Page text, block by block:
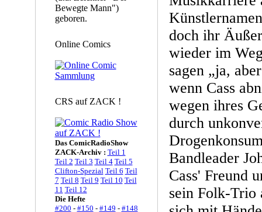
Bewegte Mann")
geboren.
Online Comics
CRS auf ZACK !
Das ComicRadioShow
ZACK-Archiv : Teil 1
Teil 2 Teil 3 Teil 4 Teil 5
Clifton-Spezial Teil 6 Teil
7 Teil 8 Teil 9 Teil 10 Teil
11 Teil 12
Die Hefte
#200 - #150 - #149 - #148
doch ihr
wieder im
sagen „ja,
wenn Cass
wegen ihres
durch
Bandleader
Cass' Freund
sein Folk-Trio